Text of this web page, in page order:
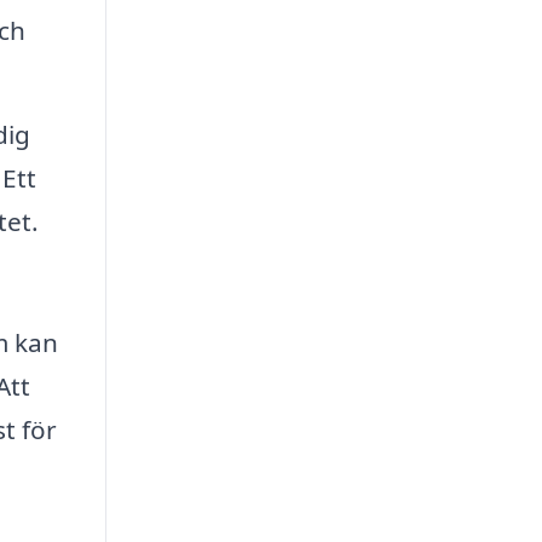
kan
för